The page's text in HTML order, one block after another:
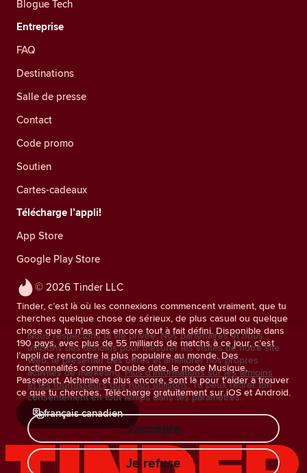
© 2026 Tinder LLC
Tinder, c’est là où les connexions commencent vraiment, que tu
cherches quelque chose de sérieux, de plus casual ou quelque
chose que tu n’as pas encore tout à fait défini. Disponible dans
190 pays, avec plus de 55 milliards de matchs à ce jour, c’est
l’appli de rencontre la plus populaire au monde. Des
fonctionnalités comme Double date, le mode Musique,
Passeport, Alchimie et plus encore, sont là pour t'aider à trouver
ce que tu cherches. Télécharge gratuitement sur iOS et Android.
français canadien
Blogue Tech
Entreprise
FAQ
Destinations
Salle de presse
Contact
Code promo
Soutien
Cartes-cadeaux
Télécharge l’appli!
App Store
Google Play Store
Nous respectons ta vie privée. Nos partenaires et nous
utilisons des témoins pour mesurer les visites de notre site
Web, te présenter des offres et améliorer nos propres
activités de marketing. Plus d'informations sur les témoins
et les fournisseurs que nous utilisons. Tu peux retirer ton
consentement en tout temps dans tes paramètres.
J'accepte
Je refuse